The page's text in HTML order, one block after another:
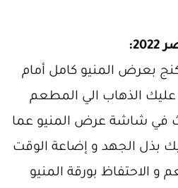
بعرض المنيو كامل أمام
الذهاب الي المطعم
شاشة عرض المنيو عما
بذل الجهد و إضاعة الوقت
الاحتفاظ بورقة المنيو